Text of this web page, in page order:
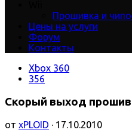
Прошивка и
Цены на услуги
Форум
Контакты
Xbox 360
356
Скорый выход
от xPLOID · 17.10.2010